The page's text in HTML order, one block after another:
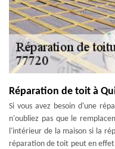
Réparation de toit à
Si vous avez besoin d'une
n'oubliez pas que le
l'intérieur de la maison si la
réparation de toit peut en